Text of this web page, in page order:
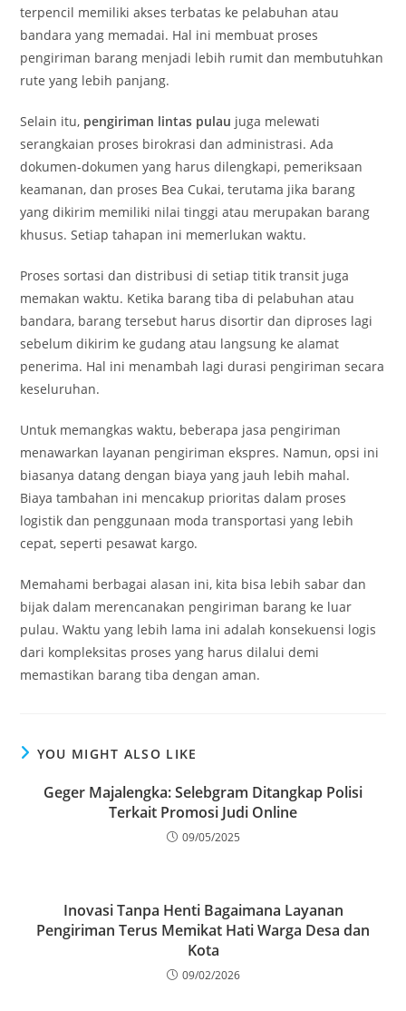
terpencil memiliki akses terbatas ke pelabuhan atau
bandara yang memadai. Hal ini membuat proses
pengiriman barang menjadi lebih rumit dan membutuhkan
rute yang lebih panjang.
Selain itu, pengiriman lintas pulau juga melewati
serangkaian proses birokrasi dan administrasi. Ada
dokumen-dokumen yang harus dilengkapi, pemeriksaan
keamanan, dan proses Bea Cukai, terutama jika barang
yang dikirim memiliki nilai tinggi atau merupakan barang
khusus. Setiap tahapan ini memerlukan waktu.
Proses sortasi dan distribusi di setiap titik transit juga
memakan waktu. Ketika barang tiba di pelabuhan atau
bandara, barang tersebut harus disortir dan diproses lagi
sebelum dikirim ke gudang atau langsung ke alamat
penerima. Hal ini menambah lagi durasi pengiriman secara
keseluruhan.
Untuk memangkas waktu, beberapa jasa pengiriman
menawarkan layanan pengiriman ekspres. Namun, opsi ini
biasanya datang dengan biaya yang jauh lebih mahal.
Biaya tambahan ini mencakup prioritas dalam proses
logistik dan penggunaan moda transportasi yang lebih
cepat, seperti pesawat kargo.
Memahami berbagai alasan ini, kita bisa lebih sabar dan
bijak dalam merencanakan pengiriman barang ke luar
pulau. Waktu yang lebih lama ini adalah konsekuensi logis
dari kompleksitas proses yang harus dilalui demi
memastikan barang tiba dengan aman.
YOU MIGHT ALSO LIKE
Geger Majalengka: Selebgram Ditangkap Polisi
Terkait Promosi Judi Online
09/05/2025
Inovasi Tanpa Henti Bagaimana Layanan
Pengiriman Terus Memikat Hati Warga Desa dan
Kota
09/02/2026